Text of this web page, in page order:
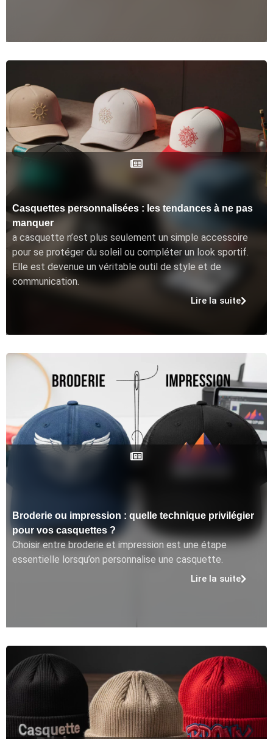
Casquettes personnalisées : les tendances à ne pas
manquer
a casquette n’est plus seulement un simple accessoire
pour se protéger du soleil ou compléter un look sportif.
Elle est devenue un véritable outil de style et de
communication.
Lire la suite
Broderie ou impression : quelle technique privilégier
pour vos casquettes ?
Choisir entre broderie et impression est une étape
essentielle lorsqu’on personnalise une casquette.
Lire la suite